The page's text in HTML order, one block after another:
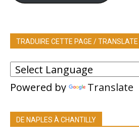
TRADUIRE CETTE PAGE / TRANSLATE
Powered by Translate
DE NAPLES À CHANTILLY